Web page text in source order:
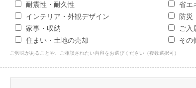
耐震性・耐久性
省エ
インテリア・外観デザイン
防災
家事・収納
ご入
住まい・土地の売却
その
ご興味があることや、ご相談されたい内容をお選びください（複数選択可）